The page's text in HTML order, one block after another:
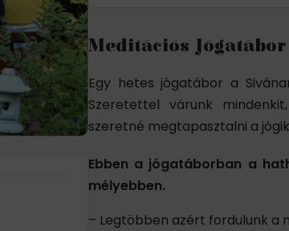
Meditációs Jógatábor
Egy hetes jógatábor a
Szeretettel várunk
szeretné megtapasztalni a
Ebben a jógatáborban a
mélyebben.
– Legtöbben azért fordulunk a